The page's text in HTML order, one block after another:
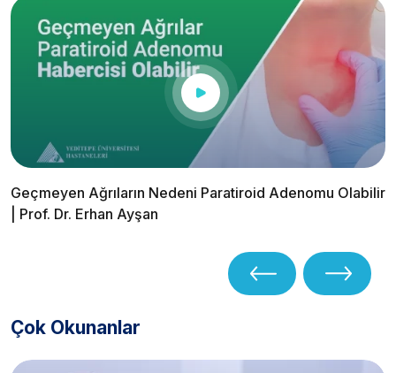
Geçmeyen Ağrıların Nedeni Paratiroid Adenomu Olabilir
| Prof. Dr. Erhan Ayşan
Çok Okunanlar